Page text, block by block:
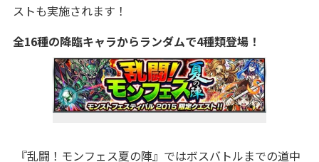
ストも実施されます！
全16種の降臨キャラからランダムで4種類登場！
『乱闘！モンフェス夏の陣』ではボスバトルまでの道中